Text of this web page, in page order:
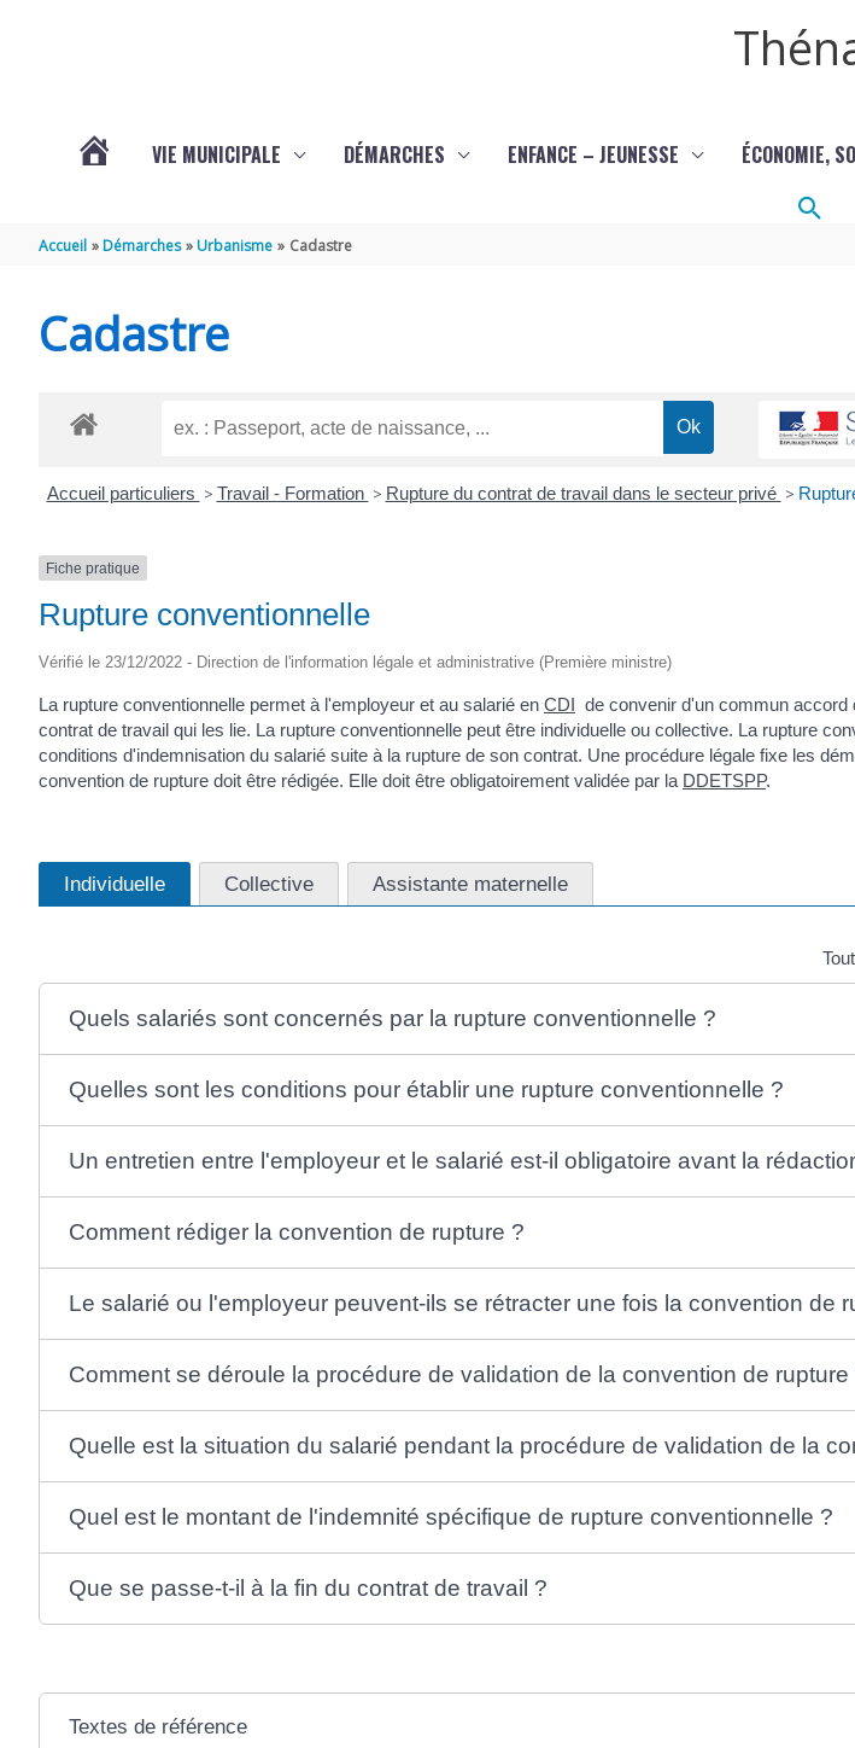
THÉNAC
VIE MUNICIPALE DÉMARCHES ENFANCE – JEUNESSE ÉCONOMIE,
Accueil Démarches Urbanisme Cadastre
Cadastre
Accueil particuliers > Travail - Formation > Rupture du contrat de travail dans le secteur privé >
Fiche pratique
Rupture conventionnelle
Vérifié le 23/12/2022 - Direction de l'information légale et administrative (Première ministre)
La rupture conventionnelle permet à l'employeur et au salarié en CDI de convenir d'un commun accord
contrat de travail qui les lie. La rupture conventionnelle peut être individuelle ou collective. La rupture
conditions d'indemnisation du salarié suite à la rupture de son contrat. Une procédure légale fixe les
convention de rupture doit être rédigée. Elle doit être obligatoirement validée par la DDETSPP.
Individuelle Collective Assistante maternelle
Quels salariés sont concernés par la rupture conventionnelle ?
Quelles sont les conditions pour établir une rupture conventionnelle ?
Un entretien entre l'employeur et le salarié est-il obligatoire avant la
Comment rédiger la convention de rupture ?
Le salarié ou l'employeur peuvent-ils se rétracter une fois la convention de
Comment se déroule la procédure de validation de la convention de rupture
Quelle est la situation du salarié pendant la procédure de validation de la
Quel est le montant de l'indemnité spécifique de rupture conventionnelle ?
Que se passe-t-il à la fin du contrat de travail ?
Textes de référence